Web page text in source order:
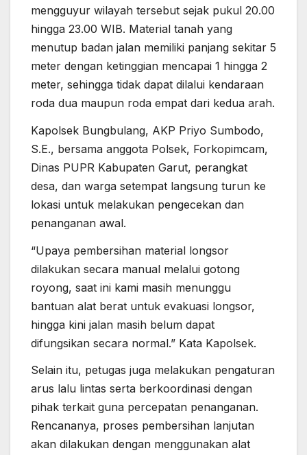
mengguyur wilayah tersebut sejak pukul 20.00
hingga 23.00 WIB. Material tanah yang
menutup badan jalan memiliki panjang sekitar 5
meter dengan ketinggian mencapai 1 hingga 2
meter, sehingga tidak dapat dilalui kendaraan
roda dua maupun roda empat dari kedua arah.
Kapolsek Bungbulang, AKP Priyo Sumbodo,
S.E., bersama anggota Polsek, Forkopimcam,
Dinas PUPR Kabupaten Garut, perangkat
desa, dan warga setempat langsung turun ke
lokasi untuk melakukan pengecekan dan
penanganan awal.
“Upaya pembersihan material longsor
dilakukan secara manual melalui gotong
royong, saat ini kami masih menunggu
bantuan alat berat untuk evakuasi longsor,
hingga kini jalan masih belum dapat
difungsikan secara normal.” Kata Kapolsek.
Selain itu, petugas juga melakukan pengaturan
arus lalu lintas serta berkoordinasi dengan
pihak terkait guna percepatan penanganan.
Rencananya, proses pembersihan lanjutan
akan dilakukan dengan menggunakan alat